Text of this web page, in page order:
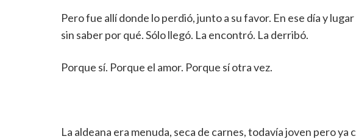
Pero fue allí donde lo perdió, junto a su favor. En ese día y
sin saber por qué. Sólo llegó. La encontró. La derribó.
Porque sí. Porque el amor. Porque sí otra vez.
La aldeana era menuda, seca de carnes, todavía joven pero ya